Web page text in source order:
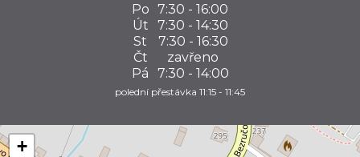
Po 7:30 - 16:00
Út
7:30 - 14:30
St
7:30 - 16:30
Čt
zavřeno
Pá
7:30 - 14:00
polední přestávka 11:15 - 11:45
+